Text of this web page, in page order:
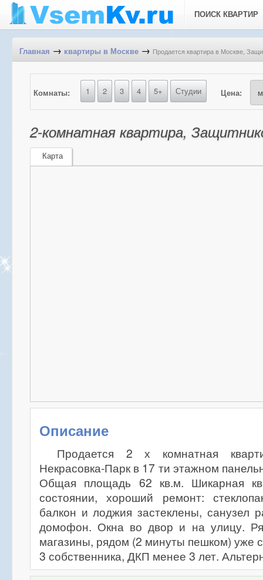
ПОИСК КВАРТИР
Главная → квартиры в Москве → Продается квартира в Москве,
Комнаты: 1 2 3 4 5+ Студии Цена:
2-комнатная квартира,
Карта
Описание
Продается 2 х комнатная
Некрасовка-Парк в 17 ти этажном
Общая площадь 62 кв.м. Шикарная
состоянии, хороший ремонт:
балкон и лоджия застеклены, санузел
домофон. Окна во двор и на улицу.
магазины, рядом (2 минуты пешком) уже
3 собственника, ДКП менее 3 лет.